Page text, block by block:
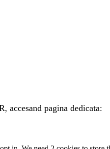
accesand pagina dedicata: